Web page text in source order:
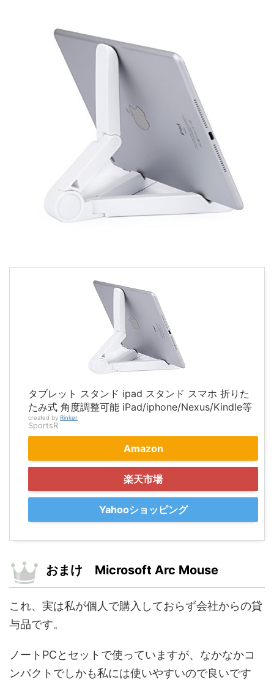
タブレット スタンド ipad スタンド スマホ 折りた
たみ式 角度調整可能 iPad/iphone/Nexus/Kindle等
created by Rinker
SportsR
Amazon
楽天市場
Yahooショッピング
おまけ Microsoft Arc Mouse
これ、実は私が個人で購入しておらず会社からの貸
与品です。
ノートPCとセットで使っていますが、なかなかコ
ンパクトでしかも私には使いやすいので良いです